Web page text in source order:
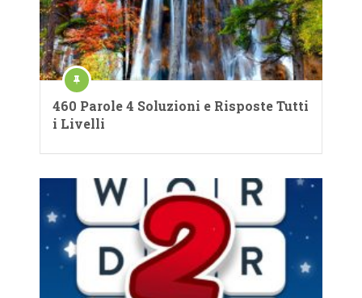
460 Parole 4 Soluzioni e Risposte Tutti
i Livelli